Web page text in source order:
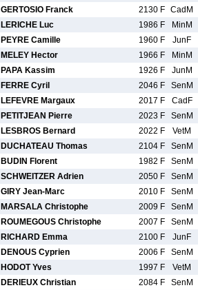
GERTOSIO Franck 2130 F CadM
LERICHE Luc 1986 F
MinM
PEYRE Camille 1960 F
JunF
MELEY Hector 1966 F
MinM
PAPA Kassim 1926 F
JunM
FERRE Cyril 2046 F
SenM
LEFEVRE Margaux 2017 F
CadF
PETITJEAN Pierre 2023 F
SenM
LESBROS Bernard 2022 F
VetM
DUCHATEAU Thomas 2104 F
SenM
BUDIN Florent 1982 F
SenM
SCHWEITZER Adrien 2050 F
SenM
GIRY Jean-Marc 2010 F
SenM
MARSALA Christophe 2009 F
SenM
ROUMEGOUS Christophe 2007 F
SenM
RICHARD Emma 2100 F
JunF
DENOUS Cyprien 2006 F
SenM
HODOT Yves 1997 F
VetM
DERIEUX Christian 2084 F
SenM